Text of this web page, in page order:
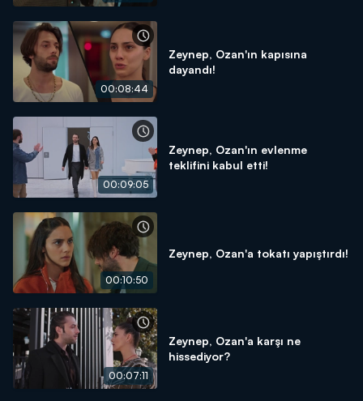
00:08:44
Zeynep, Ozan'ın kapısına
dayandı!
00:09:05
Zeynep, Ozan'ın evlenme
teklifini kabul etti!
00:10:50
Zeynep, Ozan'a tokatı yapıştırdı!
00:07:11
Zeynep, Ozan'a karşı ne
hissediyor?